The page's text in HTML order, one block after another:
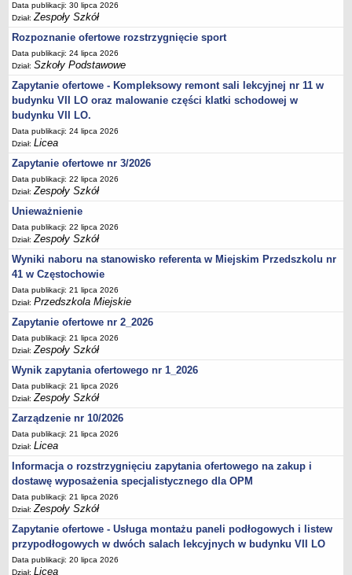
Data publikacji: 30 lipca 2026
Dział:Zespoły Szkół
Rozpoznanie ofertowe rozstrzygnięcie sport
Data publikacji: 24 lipca 2026
Dział:Szkoły Podstawowe
Zapytanie ofertowe - Kompleksowy remont sali lekcyjnej nr 11 w
budynku VII LO oraz malowanie części klatki schodowej w
budynku VII LO.
Data publikacji: 24 lipca 2026
Dział:Licea
Zapytanie ofertowe nr 3/2026
Data publikacji: 22 lipca 2026
Dział:Zespoły Szkół
Unieważnienie
Data publikacji: 22 lipca 2026
Dział:Zespoły Szkół
Wyniki naboru na stanowisko referenta w Miejskim Przedszkolu nr
41 w Częstochowie
Data publikacji: 21 lipca 2026
Dział:Przedszkola Miejskie
Zapytanie ofertowe nr 2_2026
Data publikacji: 21 lipca 2026
Dział:Zespoły Szkół
Wynik zapytania ofertowego nr 1_2026
Data publikacji: 21 lipca 2026
Dział:Zespoły Szkół
Zarządzenie nr 10/2026
Data publikacji: 21 lipca 2026
Dział:Licea
Informacja o rozstrzygnięciu zapytania ofertowego na zakup i
dostawę wyposażenia specjalistycznego dla OPM
Data publikacji: 21 lipca 2026
Dział:Zespoły Szkół
Zapytanie ofertowe - Usługa montażu paneli podłogowych i listew
przypodłogowych w dwóch salach lekcyjnych w budynku VII LO
Data publikacji: 20 lipca 2026
Dział:Licea